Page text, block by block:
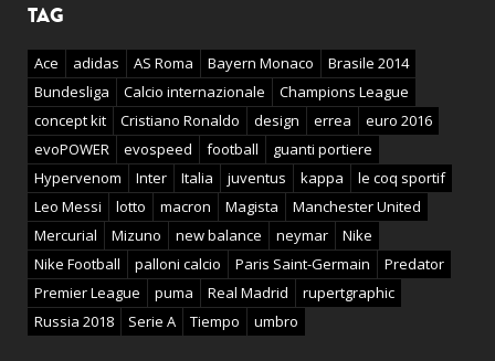
TAG
Ace adidas AS Roma Bayern Monaco
Brasile 2014
Bundesliga
Calcio internazionale
Champions League
concept kit
Cristiano Ronaldo design errea
euro 2016
evoPOWER
evospeed football
guanti portiere
Hypervenom
Inter Italia juventus kappa
le coq sportif
Leo Messi
lotto macron Magista
Manchester United
Mercurial
Mizuno new balance neymar
Nike
Nike Football
palloni calcio Paris Saint-Germain
Predator
Premier League
puma Real Madrid
rupertgraphic
Russia 2018
Serie A Tiempo umbro